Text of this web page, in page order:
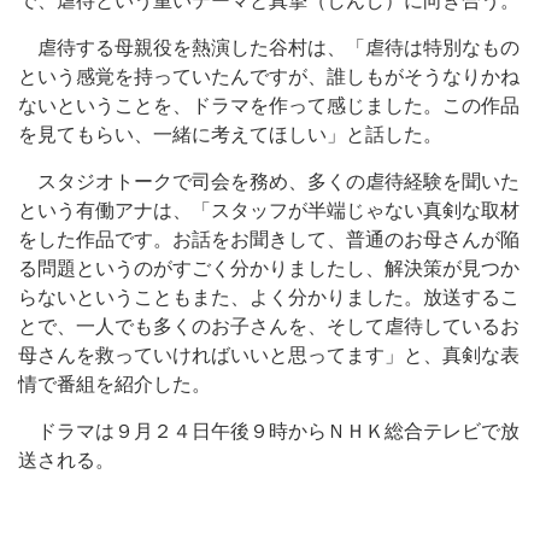
虐待する母親役を熱演した谷村は、「虐待は特別なもの
という感覚を持っていたんですが、誰しもがそうなりかね
ないということを、ドラマを作って感じました。この作品
を見てもらい、一緒に考えてほしい」と話した。
スタジオトークで司会を務め、多くの虐待経験を聞いた
という有働アナは、「スタッフが半端じゃない真剣な取材
をした作品です。お話をお聞きして、普通のお母さんが陥
る問題というのがすごく分かりましたし、解決策が見つか
らないということもまた、よく分かりました。放送するこ
とで、一人でも多くのお子さんを、そして虐待しているお
母さんを救っていければいいと思ってます」と、真剣な表
情で番組を紹介した。
ドラマは９月２４日午後９時からＮＨＫ総合テレビで放
送される。